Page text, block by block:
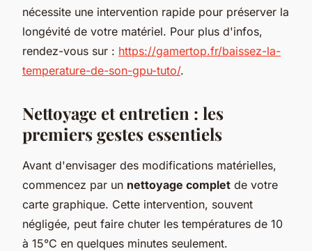
nécessite une intervention rapide pour préserver la
longévité de votre matériel. Pour plus d'infos,
rendez-vous sur : https://gamertop.fr/baissez-la-
temperature-de-son-gpu-tuto/.
Nettoyage et entretien : les
premiers gestes essentiels
Avant d'envisager des modifications matérielles,
commencez par un nettoyage complet de votre
carte graphique. Cette intervention, souvent
négligée, peut faire chuter les températures de 10
à 15°C en quelques minutes seulement.